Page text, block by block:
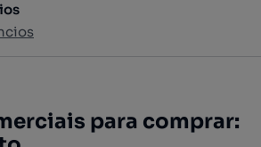
para comprar: